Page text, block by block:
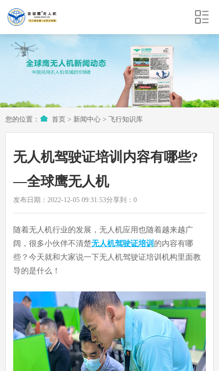
您的位置： 首页 > 新闻中心 > 飞行知识库
无人机驾驶证培训内容有哪些?
—全球鹰无人机
发布日期：2022-12-05 09:31:53分享到：0
随着无人机行业的发展，无人机应用也随着越来越广
阔，很多小伙伴不清楚无人机驾驶证培训 的内容有哪
些？今天就和大家说一下无人机驾驶证培训机构里面教
导的是什么！